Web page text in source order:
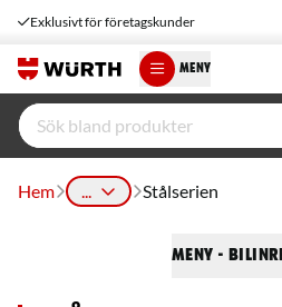
Exklusivt för företagskunder
MENY
Hem ... Stålserien
Meny -